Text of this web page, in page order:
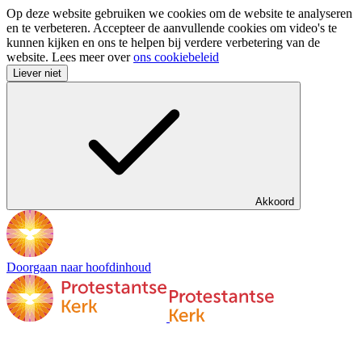
Op deze website gebruiken we cookies om de website te analyseren
en te verbeteren. Accepteer de aanvullende cookies om video's te
kunnen kijken en ons te helpen bij verdere verbetering van de
website. Lees meer overons cookiebeleid
Liever niet
Akkoord
Doorgaan naar hoofdinhoud